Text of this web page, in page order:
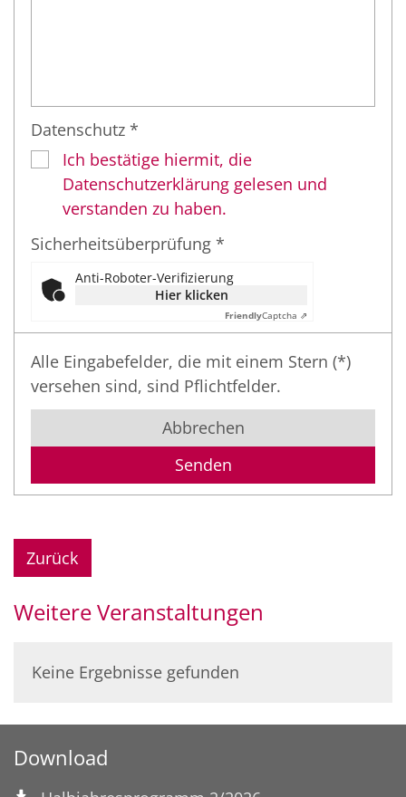
Datenschutz *
Ich bestätige hiermit, die
Datenschutzerklärung gelesen und
verstanden zu haben.
Sicherheitsüberprüfung *
Anti-Roboter-Verifizierung
Hier klicken
FriendlyCaptcha ⇗
Alle Eingabefelder, die mit einem Stern (*)
versehen sind, sind Pflichtfelder.
Abbrechen
Zurück
Weitere Veranstaltungen
Keine Ergebnisse gefunden
Download